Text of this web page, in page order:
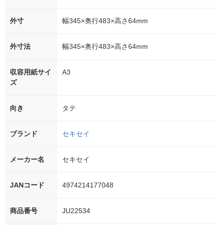
外寸 幅345×奥行483×高さ64mm
外寸法 幅345×奥行483×高さ64mm
収容用紙サイ
ズ
A3
向き タテ
ブランド セキセイ
メーカー名 セキセイ
JANコード 4974214177048
商品番号 JU22534